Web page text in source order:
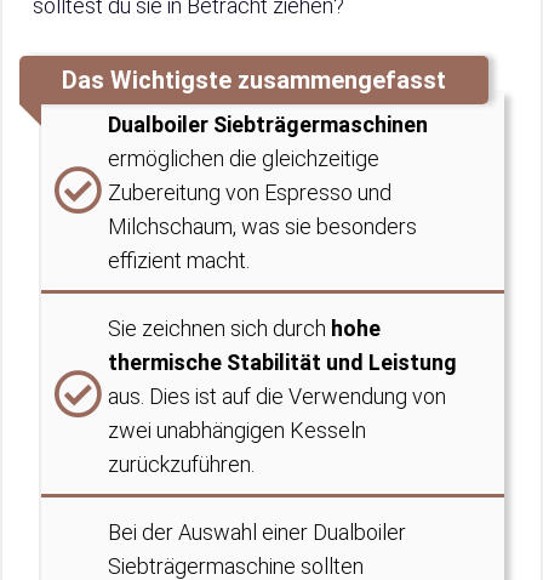
solltest du sie in Betracht ziehen?
Das Wichtigste zusammengefasst
Dualboiler Siebträgermaschinen
ermöglichen die gleichzeitige
Zubereitung von Espresso und
Milchschaum, was sie besonders
effizient macht.
Sie zeichnen sich durch hohe
thermische Stabilität und Leistung
aus. Dies ist auf die Verwendung von
zwei unabhängigen Kesseln
zurückzuführen.
Bei der Auswahl einer Dualboiler
Siebträgermaschine sollten